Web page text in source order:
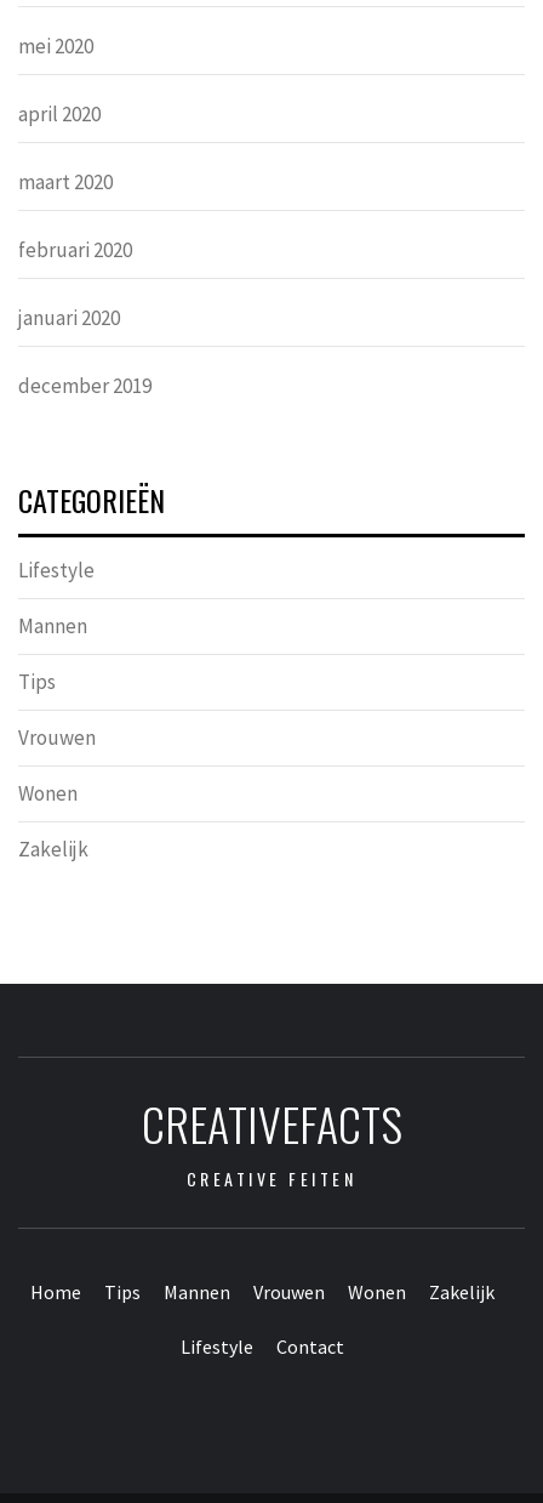
mei 2020
april 2020
maart 2020
februari 2020
januari 2020
december 2019
CATEGORIEËN
Lifestyle
Mannen
Tips
Vrouwen
Wonen
Zakelijk
CREATIVEFACTS
CREATIVE FEITEN
Home Tips Mannen Vrouwen Wonen Zakelijk
Lifestyle Contact